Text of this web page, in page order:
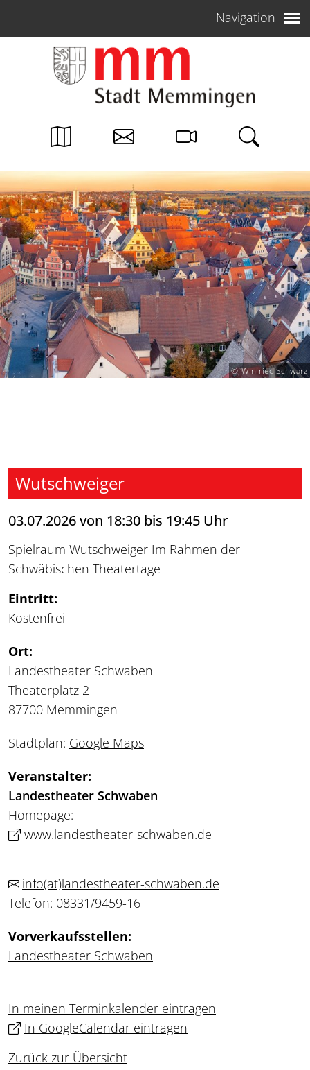
Navigation
Winfried Schwarz
Wutschweiger
03.07.2026 von 18:30 bis 19:45 Uhr
Spielraum Wutschweiger Im Rahmen der
Schwäbischen Theatertage
Eintritt:
Kostenfrei
Ort:
Landestheater Schwaben
Theaterplatz 2
87700 Memmingen
Stadtplan: Google Maps
Veranstalter:
Landestheater Schwaben
Homepage:
www.landestheater-schwaben.de
info(at)landestheater-schwaben.de
Telefon: 08331/9459-16
Vorverkaufsstellen:
Landestheater Schwaben
In meinen Terminkalender eintragen
In GoogleCalendar eintragen
Zurück zur Übersicht